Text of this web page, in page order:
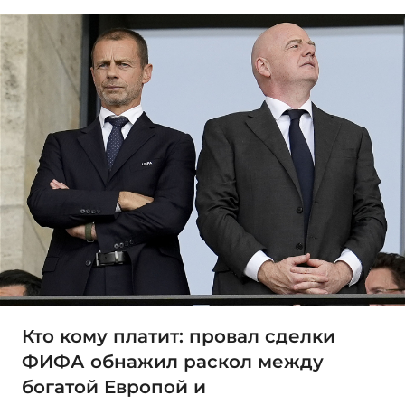
Кто кому платит: провал сделки
ФИФА обнажил раскол между
богатой Европой и